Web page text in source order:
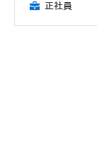
正社員